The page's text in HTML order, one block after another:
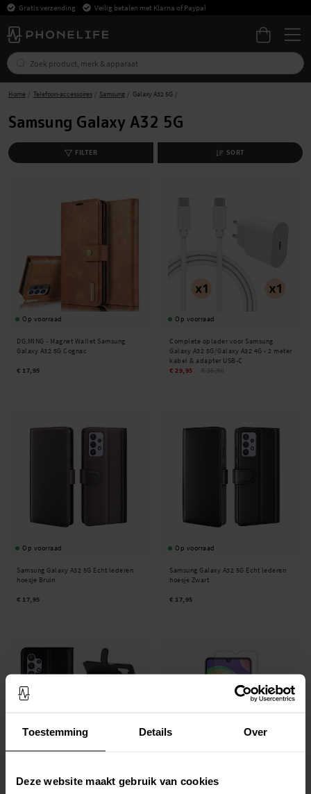
Toestemming Details Over
Deze website maakt gebruik van cookies
Gratis verzending Veilig betalen met Klarna of Paypal
Home Telefoon-accessoires Samsung Galaxy A32 5G
Samsung Galaxy A32 5G
FILTER SORT
Op voorraad
DG.MING - Magnet Wallet Samsung
Galaxy A32 5G Cognac
€ 17,95
Op voorraad
Complete oplader voor Samsung
Galaxy A32 5G/Galaxy A32 4G - 2 meter
kabel & adapter USB-C
€ 29,95
Op voorraad
Samsung Galaxy A32 5G Echt lederen
hoesje Bruin
€ 17,95
Op voorraad
Samsung Galaxy A32 5G Echt lederen
hoesje Zwart
€ 17,95
Op voorraad Op voorraad